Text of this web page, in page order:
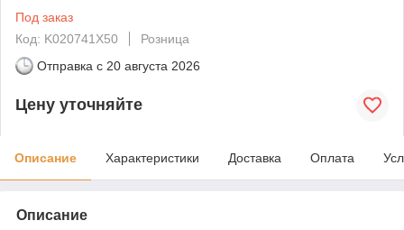
Под заказ
Код: K020741X50
Розница
Отправка с 20 августа 2026
Цену уточняйте
Описание Характеристики Доставка Оплата
Описание